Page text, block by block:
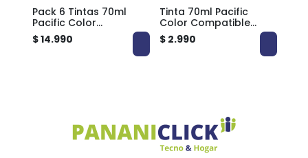
Pack 6 Tintas 70ml
Pacific Color
Compatible EPSON 673
ECOTANK
$ 14.990
Tinta 70ml Pacific
Color Compatible
EPSON 673 ECOTANK
$ 2.990